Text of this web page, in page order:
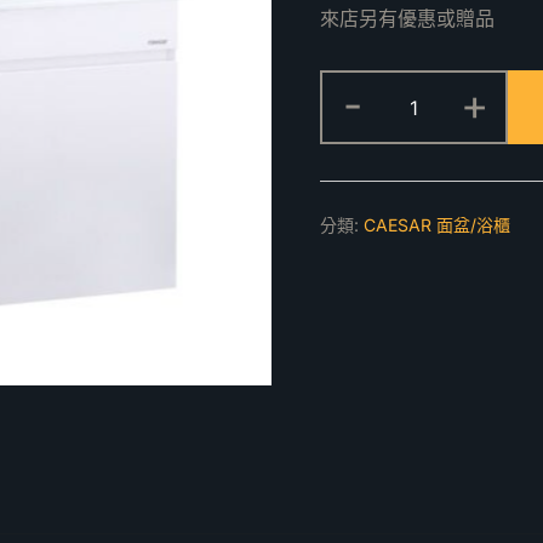
來店另有優惠或贈品
-
盆
浴
櫃
組
+
分類: CAESAR 面盆/浴櫃